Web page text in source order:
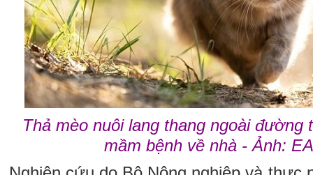
Thả mèo nuôi lang thang ngoài đường
mầm bệnh về nhà - Ảnh: